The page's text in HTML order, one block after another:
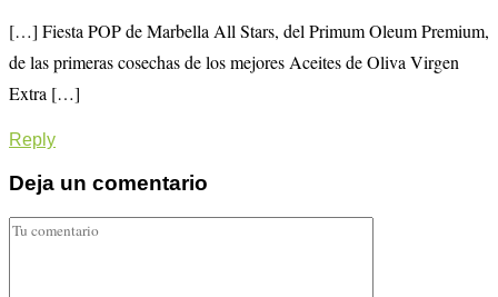
[…] Fiesta POP de Marbella All Stars, del Primum Oleum Premium,
de las primeras cosechas de los mejores Aceites de Oliva Virgen
Extra […]
Reply
Deja un comentario